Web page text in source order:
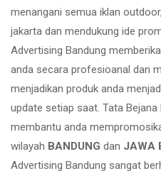
menangani semua iklan
jakarta dan mendukung ide
Advertising Bandung
anda secara profesioanal dan
menjadikan produk anda
update setiap saat. Tata
membantu anda
wilayah BANDUNG dan JAWA
Advertising Bandung sangat